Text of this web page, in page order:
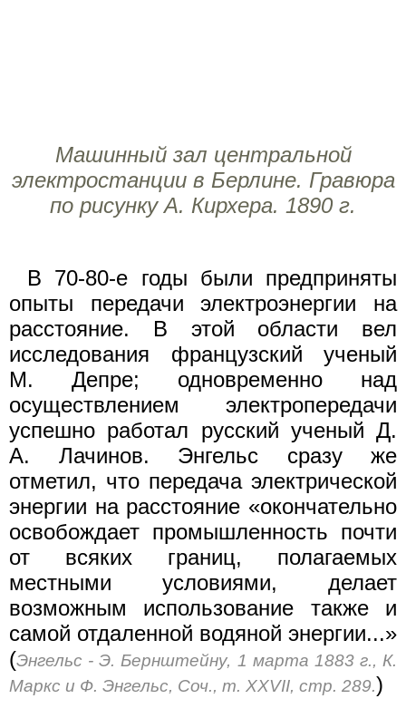
Машинный зал центральной
электростанции в Берлине. Гравюра
по рисунку А. Кирхера. 1890 г.
В 70-80-е годы были предприняты
опыты передачи электроэнергии на
расстояние. В этой области вел
исследования французский ученый
М. Депре; одновременно над
осуществлением электропередачи
успешно работал русский ученый Д.
А. Лачинов. Энгельс сразу же
отметил, что передача электрической
энергии на расстояние «окончательно
освобождает промышленность почти
от всяких границ, полагаемых
местными условиями, делает
возможным использование также и
самой отдаленной водяной энергии...»
(Энгельс - Э. Бернштейну, 1 марта 1883 г., К.
Маркс и Ф. Энгельс, Соч., т. XXVII, стр. 289.)